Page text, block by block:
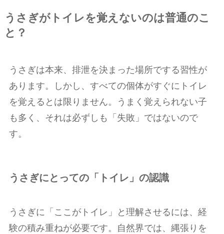
うさぎがトイレを覚えないのは普通のこ
と？
うさぎは本来、排泄を決まった場所でする習性が
あります。しかし、すべての個体がすぐにトイレ
を覚えるとは限りません。うまく覚えられない子
も多く、それは必ずしも「失敗」ではないので
す。
うさぎにとっての「トイレ」の認識
うさぎに「ここがトイレ」と理解させるには、経
験の積み重ねが必要です。自然界では、縄張りを